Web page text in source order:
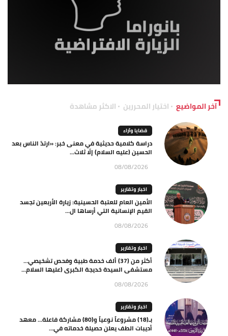
آخر المواضيع اختيار المحررين الاكثر مشاهدة
قضايا وآراء
دراسة كلامية حديثية في معنى خبر: «ارتدّ الناس بعد
الحسين (عليه السلام) إلّا ثلاث...
08/08/2026
اخبار وتقارير
الأمين العام للعتبة الحسينية: زيارة الأربعين تجسد
القيم الإنسانية التي أرساها ال...
08/08/2026
اخبار وتقارير
أكثر من (37) ألف خدمة طبية وفحص تشخيصي…
مستشفى السيدة خديجة الكبرى (عليها السلام...
08/08/2026
اخبار وتقارير
بـ(18) مشروعاً نوعياً و(80) مشاركة فاعلة… معهد
أديبات الطف يعلن حصيلة خدماته في...